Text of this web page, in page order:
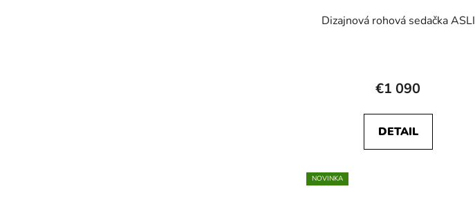
Dizajnová rohová sedačka ASLI
€1 090
DETAIL
NOVINKA